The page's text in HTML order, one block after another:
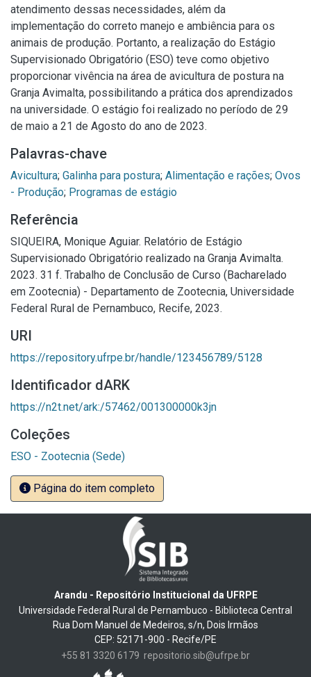
atendimento dessas necessidades, além da
implementação do correto manejo e ambiência para os
animais de produção. Portanto, a realização do Estágio
Supervisionado Obrigatório (ESO) teve como objetivo
proporcionar vivência na área de avicultura de postura na
Granja Avimalta, possibilitando a prática dos aprendizados
na universidade. O estágio foi realizado no período de 29
de maio a 21 de Agosto do ano de 2023.
Palavras-chave
Avicultura; Galinha para postura; Alimentação e rações; Ovos
- Produção; Programas de estágio
Referência
SIQUEIRA, Monique Aguiar. Relatório de Estágio
Supervisionado Obrigatório realizado na Granja Avimalta.
2023. 31 f. Trabalho de Conclusão de Curso (Bacharelado
em Zootecnia) - Departamento de Zootecnia, Universidade
Federal Rural de Pernambuco, Recife, 2023.
URI
https://repository.ufrpe.br/handle/123456789/5128
Identificador dARK
https://n2t.net/ark:/57462/001300000k3jn
Coleções
ESO - Zootecnia (Sede)
Página do item completo
Arandu - Repositório Institucional da UFRPE
Universidade Federal Rural de Pernambuco - Biblioteca Central
Rua Dom Manuel de Medeiros, s/n, Dois Irmãos
CEP: 52171-900 - Recife/PE
+55 81 3320 6179 repositorio.sib@ufrpe.br